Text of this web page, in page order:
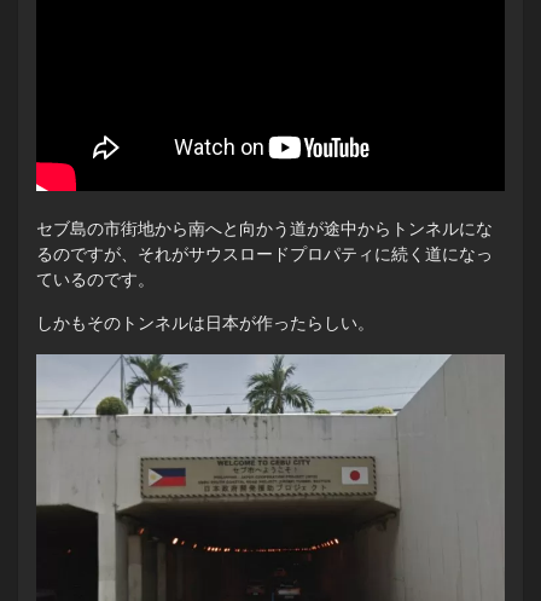
セブ島の市街地から南へと向かう道が途中からトンネルにな
るのですが、それがサウスロードプロパティに続く道になっ
ているのです。
しかもそのトンネルは日本が作ったらしい。